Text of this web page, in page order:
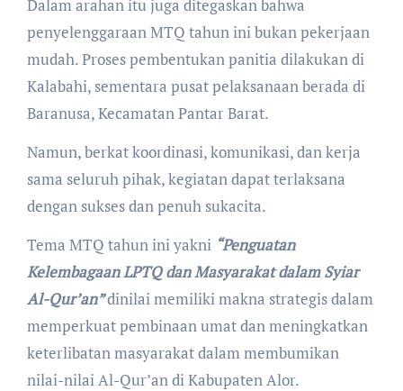
Dalam arahan itu juga ditegaskan bahwa
penyelenggaraan MTQ tahun ini bukan pekerjaan
mudah. Proses pembentukan panitia dilakukan di
Kalabahi, sementara pusat pelaksanaan berada di
Baranusa, Kecamatan Pantar Barat.
Namun, berkat koordinasi, komunikasi, dan kerja
sama seluruh pihak, kegiatan dapat terlaksana
dengan sukses dan penuh sukacita.
Tema MTQ tahun ini yakni “Penguatan
Kelembagaan LPTQ dan Masyarakat dalam Syiar
Al-Qur’an”dinilai memiliki makna strategis dalam
memperkuat pembinaan umat dan meningkatkan
keterlibatan masyarakat dalam membumikan
nilai-nilai Al-Qur’an di Kabupaten Alor.